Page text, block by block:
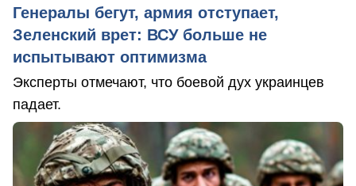
Генералы бегут, армия отступает,
Зеленский врет: ВСУ больше не
испытывают оптимизма
Эксперты отмечают, что боевой дух украинцев
падает.